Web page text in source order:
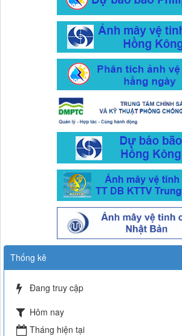
Thống kê
Đang truy cập
Hôm nay
Tháng hiện tại